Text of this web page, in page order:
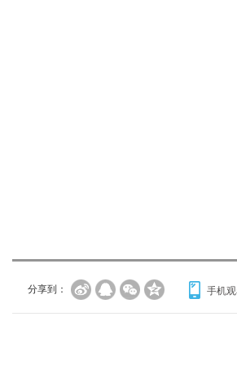
分享到： 手机